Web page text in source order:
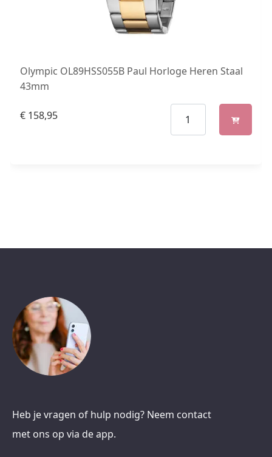
Olympic OL89HSS055B Paul Horloge Heren Staal
43mm
€ 158,95
Heb je vragen of hulp nodig? Neem contact
met ons op via de app.